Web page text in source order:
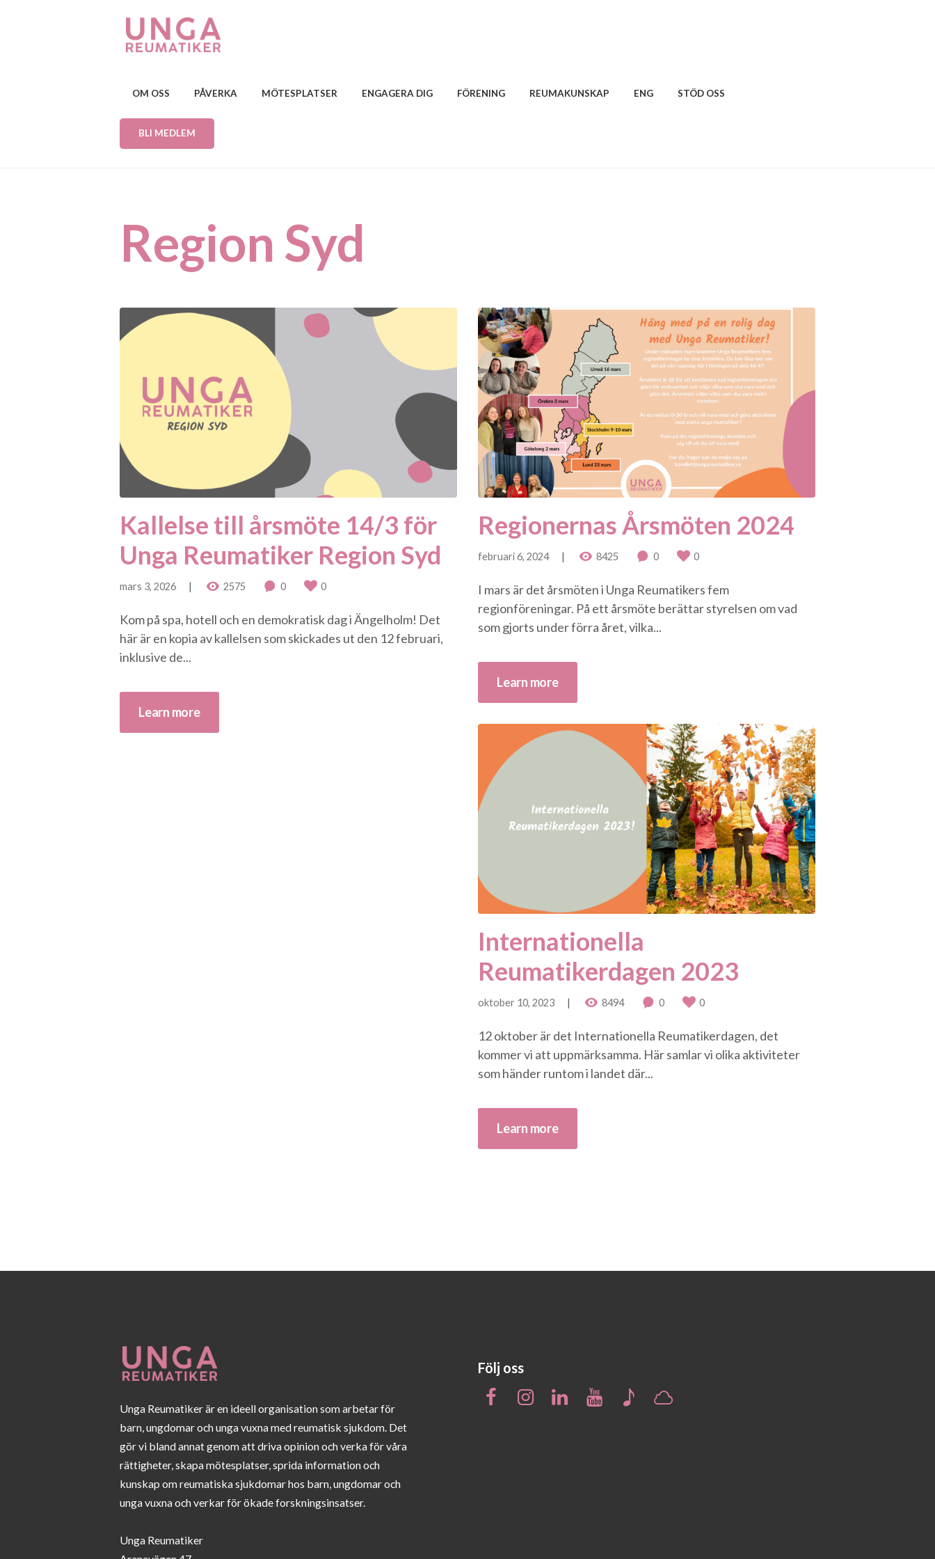
OM OSS PÅVERKA MÖTESPLATSER ENGAGERA DIG FÖRENING REUMAKUNSKAP ENG STÖD OSS
BLI MEDLEM
Region Syd
Kallelse till årsmöte 14/3 för
Unga Reumatiker Region Syd
mars 3, 2026 2575 0 0
Kom på spa, hotell och en demokratisk dag i Ängelholm! Det
här är en kopia av kallelsen som skickades ut den 12 februari,
inklusive de...
Learn more
Regionernas Årsmöten 2024
februari 6, 2024 8425 0 0
I mars är det årsmöten i Unga Reumatikers fem
regionföreningar. På ett årsmöte berättar styrelsen om vad
som gjorts under förra året, vilka...
Learn more
Internationella
Reumatikerdagen 2023
oktober 10, 2023 8494 0 0
12 oktober är det Internationella Reumatikerdagen, det
kommer vi att uppmärksamma. Här samlar vi olika aktiviteter
som händer runtom i landet där...
Learn more
Unga Reumatiker är en ideell organisation som arbetar för
barn, ungdomar och unga vuxna med reumatisk sjukdom. Det
gör vi bland annat genom att driva opinion och verka för våra
rättigheter, skapa mötesplatser, sprida information och
kunskap om reumatiska sjukdomar hos barn, ungdomar och
unga vuxna och verkar för ökade forskningsinsatser.
Unga Reumatiker
Följ oss